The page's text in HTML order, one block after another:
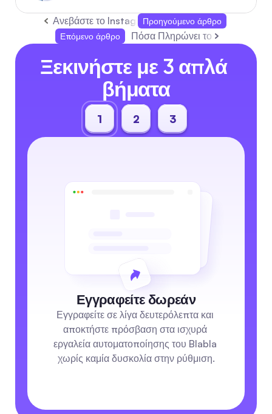
Ανεβάστε το Instagram με τα καλύτερα εργαλεία AI
Προηγούμενο άρθρο
Επόμενο άρθρο
Πόσα Πληρώνει το TikTok για 1
Ξεκινήστε με 3 απλά
βήματα
1 2 3
Εγγραφείτε δωρεάν
Εγγραφείτε σε λίγα δευτερόλεπτα και
αποκτήστε πρόσβαση στα ισχυρά
εργαλεία αυτοματοποίησης του Blabla
χωρίς καμία δυσκολία στην ρύθμιση.